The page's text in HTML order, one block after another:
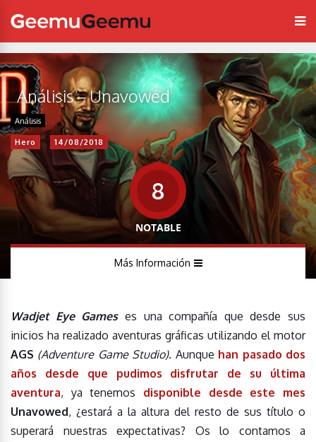
Análisis – Unavowed
Análisis
Hero 14/08/2018
8
NOTABLE
Más Información
Wadjet Eye Gameses una compañía que desde sus
inicios ha realizado aventuras gráficas utilizando el motor
AGS (Adventure Game Studio). Aunque han pasado dos
años desde que pudimos disfrutar de su última
aventura, ya tenemos disponible desde este mes
Unavowed, ¿estará a la altura del resto de sus título o
superará nuestras expectativas? Os lo contamos a